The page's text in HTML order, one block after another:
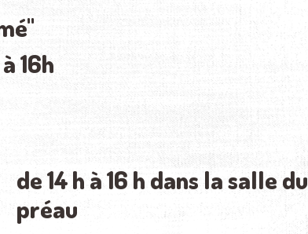
16h
de 14 h à 16 h dans la salle du
préau